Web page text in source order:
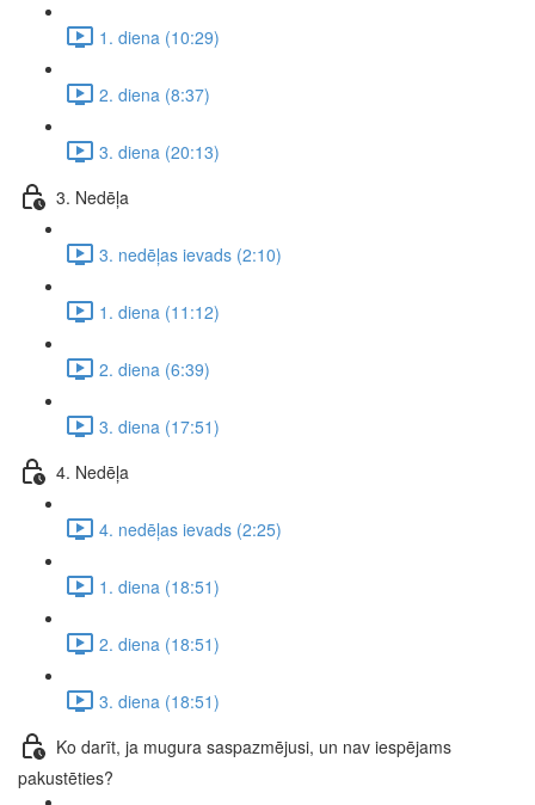
1. diena (10:29)
2. diena (8:37)
3. diena (20:13)
3. Nedēļa
3. nedēļas ievads (2:10)
1. diena (11:12)
2. diena (6:39)
3. diena (17:51)
4. Nedēļa
4. nedēļas ievads (2:25)
1. diena (18:51)
2. diena (18:51)
3. diena (18:51)
Ko darīt, ja mugura saspazmējusi, un nav iespējams
pakustēties?